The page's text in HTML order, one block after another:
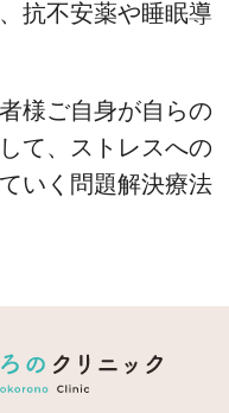
抗不安薬や睡眠導
様ご自身が自らの
て、ストレスへの
いく問題解決療法